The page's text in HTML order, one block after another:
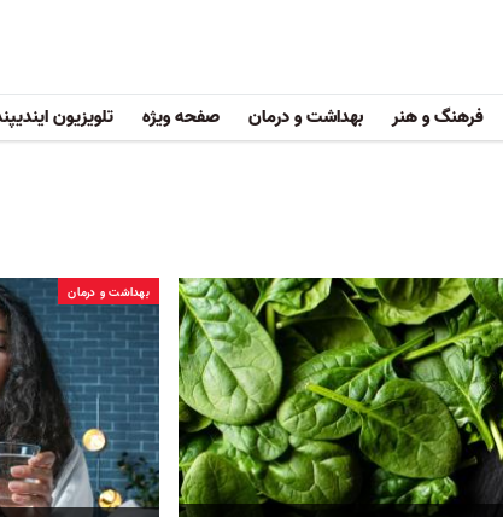
فرهنگ و هنر بهداشت و درمان صفحه ویژه تلویزیون
بهداشت و درمان